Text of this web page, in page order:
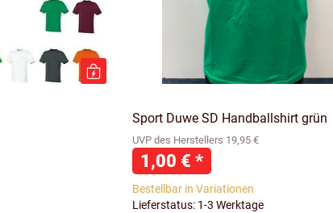
Sport Duwe SD Handballshirt grün
UVP des Herstellers 19,95 €
1,00 € *
Bestellbar in Variationen
Lieferstatus: 1-3 Werktage